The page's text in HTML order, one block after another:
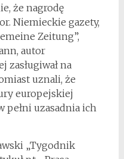
że nagrodę
Niemieckie gazety,
Zeitung”,
autor
zasługiwał na
uznali, że
europejskiej
pełni uzasadnia ich
„Tygodnik